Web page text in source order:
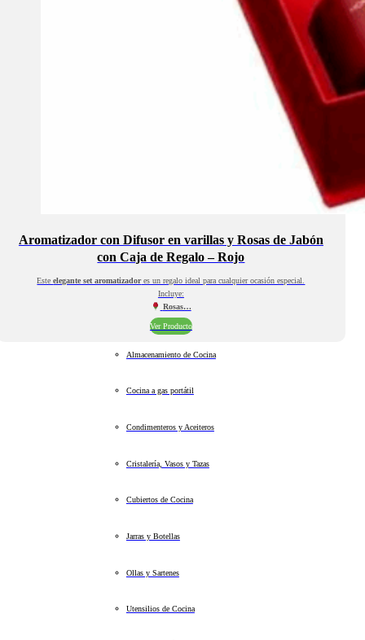
Aromatizador con Difusor en varillas y Rosas de Jabón
con Caja de Regalo – Rojo
Esteelegante set aromatizadores un regalo ideal para cualquier ocasión especial.
Incluye:
Rosas…
Ver Producto
Almacenamiento de Cocina
Cocina a gas portátil
Condimenteros y Aceiteros
Cristalería, Vasos y Tazas
Cubiertos de Cocina
Jarras y Botellas
Ollas y Sartenes
Utensilios de Cocina